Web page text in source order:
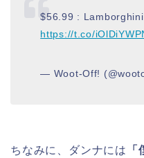
$56.99 :
https://t.co/
— Woot-Off!
ちなみに、ダンナには